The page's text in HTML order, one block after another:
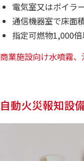
電気室又はボイラ
通信機器室で床面
指定可燃物1,000
商業施設向け水噴霧
自動火災報知設